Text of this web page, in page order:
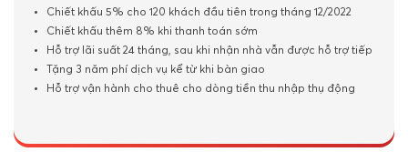
Chiết khấu 5% cho 120 khách đầu tiên trong tháng 12/2022
Chiết khấu thêm 8% khi thanh toán sớm
Hỗ trợ lãi suất 24 tháng, sau khi nhận nhà vẫn được hỗ trợ tiếp
Tặng 3 năm phí dịch vụ kể từ khi bàn giao
Hỗ trợ vận hành cho thuê cho dòng tiền thu nhập thụ động